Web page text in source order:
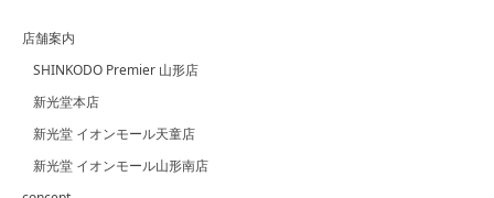
店舗案内
SHINKODO Premier 山形店
新光堂本店
新光堂 イオンモール天童店
新光堂 イオンモール山形南店